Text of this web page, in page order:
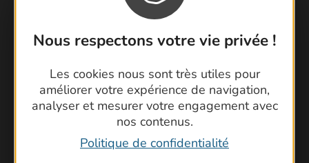
Nous respectons votre vie privée !
Les cookies nous sont très utiles pour
améliorer votre expérience de navigation,
analyser et mesurer votre engagement avec
nos contenus.
Politique de confidentialité
Foire aux questions
Brochures
Cartoguides et Topoguides
Latitude Gard